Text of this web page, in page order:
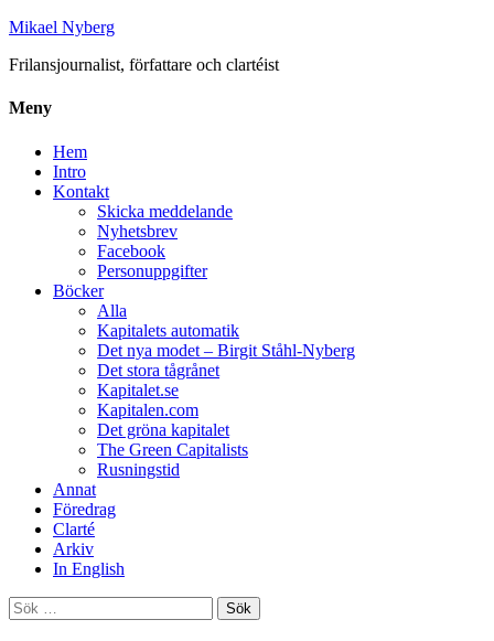
Mikael Nyberg
Frilansjournalist, författare och clartéist
Meny
Hem
Intro
Kontakt
Skicka meddelande
Nyhetsbrev
Facebook
Personuppgifter
Böcker
Alla
Kapitalets automatik
Det nya modet – Birgit Ståhl-Nyberg
Det stora tågrånet
Kapitalet.se
Kapitalen.com
Det gröna kapitalet
The Green Capitalists
Rusningstid
Annat
Föredrag
Clarté
Arkiv
In English
Sök
efter: